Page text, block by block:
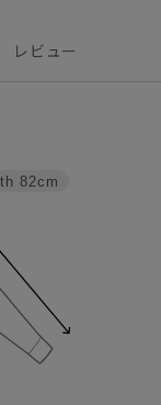
レビュー
82cm